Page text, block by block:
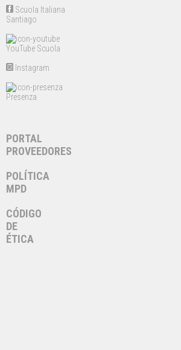
Scuola Italiana
Santiago
YouTube Scuola
Instagram
Presenza
PORTAL
PROVEEDORES
POLÍTICA
MPD
CÓDIGO
DE
ÉTICA